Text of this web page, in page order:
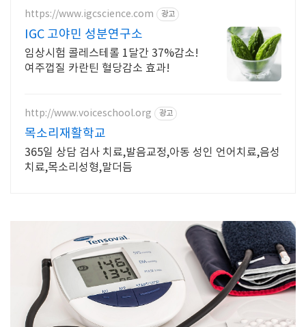
https://www.igcscience.com 광고
IGC 고야민 성분연구소
임상시험 콜레스테롤 1달간 37%감소!
여주껍질 카란틴 혈당감소 효과!
http://www.voiceschool.org 광고
목소리재활학교
365일 상담 검사 치료,발음교정,아동 성인 언어치료,음성
치료,목소리성형,말더듬